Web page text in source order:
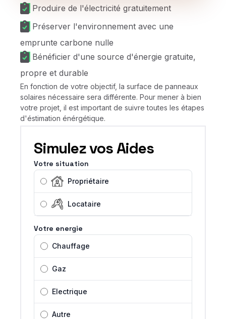
Produire de l'électricité gratuitement
Préserver l'environnement avec une
emprunte carbone nulle
Bénéficier d'une source d'énergie gratuite,
propre et durable
En fonction de votre objectif, la surface de panneaux
solaires nécessaire sera différente. Pour mener à bien
votre projet, il est important de suivre toutes les étapes
d'éstimation énérgétique.
Simulez vos Aides
Votre situation
Propriétaire
Locataire
Votre energie
Chauffage
Gaz
Electrique
Autre